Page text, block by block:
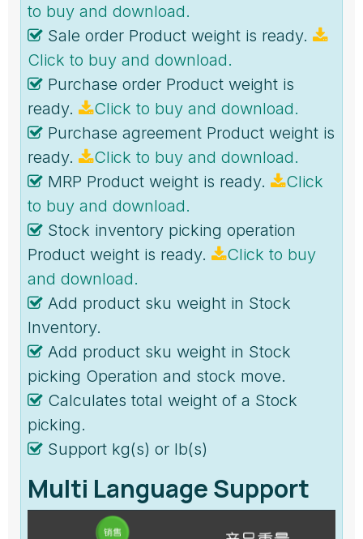
to buy and download.
Sale order Product weight is ready.
Click to buy and download.
Purchase order Product weight is
ready.
Click to buy and download.
Purchase agreement Product weight is
ready.
Click to buy and download.
MRP Product weight is ready.
Click
to buy and download.
Stock inventory picking operation
Product weight is ready.
Click to buy
and download.
Add product sku weight in Stock
Inventory.
Add product sku weight in Stock
picking Operation and stock move.
Calculates total weight of a Stock
picking.
Support kg(s) or lb(s)
Multi Language Support